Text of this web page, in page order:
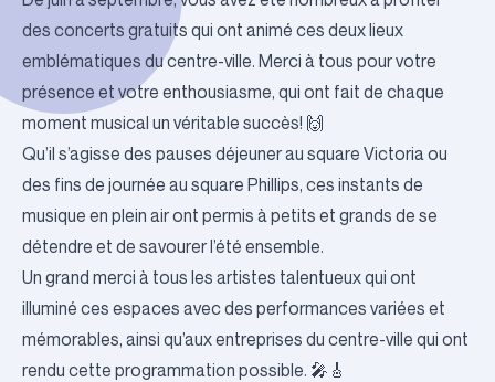
des concerts gratuits qui ont animé ces deux lieux
emblématiques du centre-ville. Merci à tous pour votre
présence et votre enthousiasme, qui ont fait de chaque
moment musical un véritable succès! 🙌
Qu’il s’agisse des pauses déjeuner au square Victoria ou
des fins de journée au square Phillips, ces instants de
musique en plein air ont permis à petits et grands de se
détendre et de savourer l’été ensemble.
Un grand merci à tous les artistes talentueux qui ont
illuminé ces espaces avec des performances variées et
mémorables, ainsi qu’aux entreprises du centre-ville qui ont
rendu cette programmation possible. 🎤🎸